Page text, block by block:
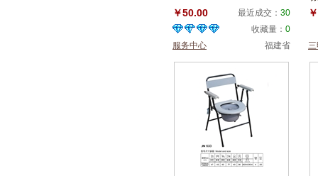
￥50.00 最近成交： 30
收藏量： 0
服务中心
福建省